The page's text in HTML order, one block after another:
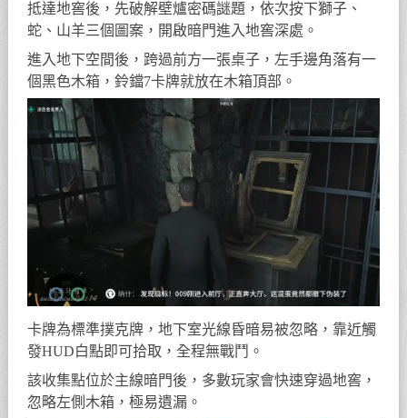
抵達地窖後，先破解壁爐密碼謎題，依次按下獅子、
蛇、山羊三個圖案，開啟暗門進入地窖深處。
進入地下空間後，跨過前方一張桌子，左手邊角落有一
個黑色木箱，鈴鐺7卡牌就放在木箱頂部。
卡牌為標準撲克牌，地下室光線昏暗易被忽略，靠近觸
發HUD白點即可拾取，全程無戰鬥。
該收集點位於主線暗門後，多數玩家會快速穿過地窖，
忽略左側木箱，極易遺漏。